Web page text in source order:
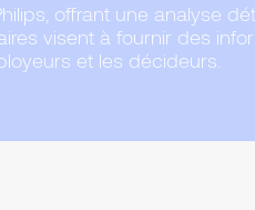
offrant une analyse
visent à fournir des
et les décideurs.